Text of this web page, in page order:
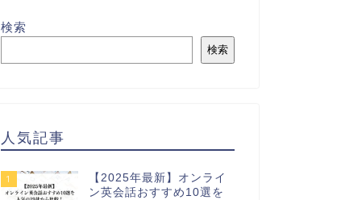
検索
検索
人気記事
1
【2025年最新】オンライ
ン英会話おすすめ10選を